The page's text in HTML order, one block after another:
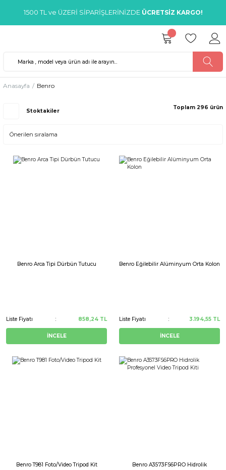
1500 TL ve ÜZERİ SİPARİŞLERİNİZDE ÜCRETSİZ KARGO!
Anasayfa Benro
Stoktakiler
Toplam 296 ürün
Benro Arca Tipi Dürbün Tutucu
Liste Fiyatı 858,24 TL
İNCELE
Benro Eğilebilir Alüminyum Orta Kolon
Liste Fiyatı 3.194,55 TL
İNCELE
Benro T981 Foto/Video Tripod Kit
Benro A3573FS6PRO Hidrolik